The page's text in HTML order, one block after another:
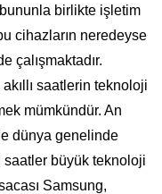
bununla birlikte işletim
cihazların neredeyse
çalışmaktadır.
saatlerin teknoloji
mümkündür. An
dünya genelinde
saatler büyük teknoloji
Samsung,